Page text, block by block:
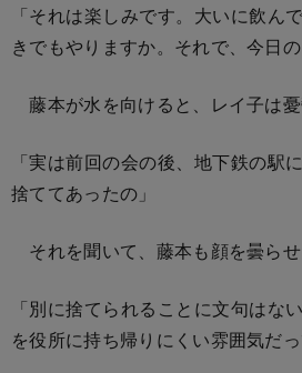
「それは楽しみです。大いに飲ん
きでもやりますか。それで、今日の
藤本が水を向けると、レイ子は憂
「実は前回の会の後、地下鉄の駅
捨ててあったの」
それを聞いて、藤本も顔を曇らせ
「別に捨てられることに文句はな
を役所に持ち帰りにくい雰囲気だ